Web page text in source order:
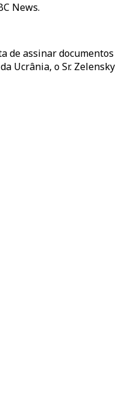
News.
de assinar documentos
Ucrânia, o Sr. Zelensky